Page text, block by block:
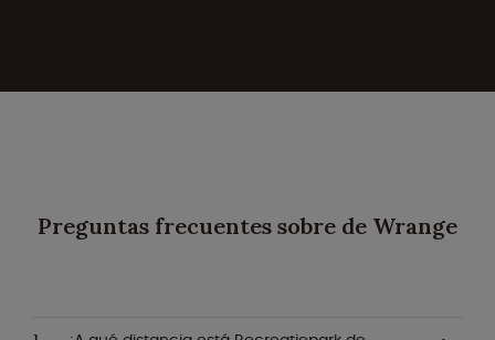
Preguntas frecuentes sobre de Wrange